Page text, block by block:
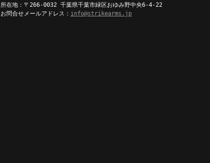
所在地：〒266-0032 千葉県千葉市緑区おゆみ野中央6-4-22
お問合せメールアドレス： info@strikearms.jp